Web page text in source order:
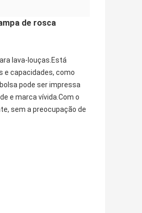
de rosca
lava-louças.Está
e capacidades, como
pode ser impressa
e marca vívida.Com o
sem a preocupação de